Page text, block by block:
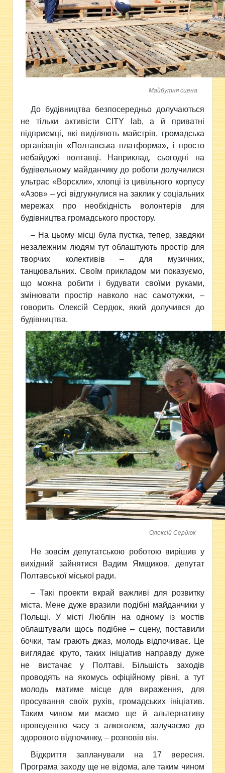
Майбутня сцена
До будівництва безпосередньо долучаються
не тільки активісти CITY lab, а й приватні
підприємці, які виділяють майстрів, громадська
організація «Полтавська платформа», і просто
небайдужі полтавці. Наприклад, сьогодні на
будівельному майданчику до роботи долучилися
ультрас «Ворскли», хлопці із цивільного корпусу
«Азов» – усі відгукнулися на заклик у соціальних
мережах про необхідність волонтерів для
будівництва громадського простору.
– На цьому місці була пустка, тепер, завдяки
незалежним людям тут облаштують простір для
творчих колективів – для музичних,
танцювальних. Своїм прикладом ми показуємо,
що можна робити і будувати своїми руками,
змінювати простір навколо нас самотужки, –
говорить Олексій Сердюк, який долучився до
будівництва.
Олексій Сердюк
Не зовсім депутатською роботою вирішив у
вихідний зайнятися Вадим Ямщиков, депутат
Полтавської міської ради.
– Такі проекти вкрай важливі для розвитку
міста. Мене дуже вразили подібні майданчики у
Польщі. У місті Люблін на одному із мостів
облаштували щось подібне – сцену, поставили
бочки, там грають джаз, молодь відпочиває. Це
виглядає круто, таких ініціатив направду дуже
не вистачає у Полтаві. Більшість заходів
проводять на якомусь офіційному рівні, а тут
молодь матиме місце для вираження, для
просування своїх рухів, громадських ініціатив.
Таким чином ми маємо ще й альтернативу
проведенню часу з алкоголем, залучаємо до
здорового відпочинку, – розповів він.
Відкриття запланували на 17 вересня.
Програма заходу ще не відома, але таким чином